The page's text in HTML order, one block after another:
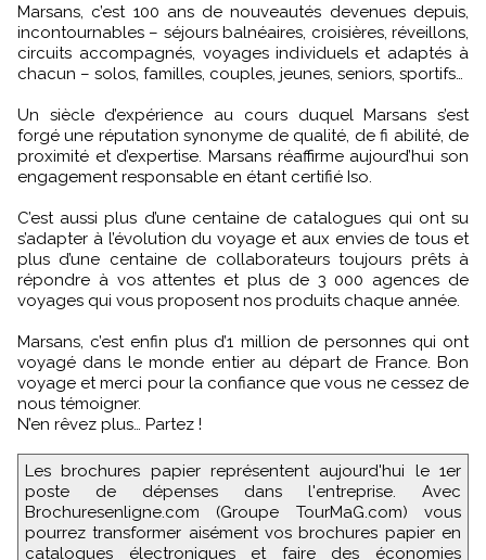
Marsans, c’est 100 ans de nouveautés devenues depuis,
incontournables – séjours balnéaires, croisières, réveillons,
circuits accompagnés, voyages individuels et adaptés à
chacun – solos, familles, couples, jeunes, seniors, sportifs…
Un siècle d’expérience au cours duquel Marsans s’est
forgé une réputation synonyme de qualité, de fi abilité, de
proximité et d’expertise. Marsans réaffirme aujourd’hui son
engagement responsable en étant certifié Iso.
C’est aussi plus d’une centaine de catalogues qui ont su
s’adapter à l’évolution du voyage et aux envies de tous et
plus d’une centaine de collaborateurs toujours prêts à
répondre à vos attentes et plus de 3 000 agences de
voyages qui vous proposent nos produits chaque année.
Marsans, c’est enfin plus d’1 million de personnes qui ont
voyagé dans le monde entier au départ de France. Bon
voyage et merci pour la confiance que vous ne cessez de
nous témoigner.
N’en rêvez plus… Partez !
Les brochures papier représentent aujourd'hui le 1er
poste de dépenses dans l'entreprise. Avec
Brochuresenligne.com (Groupe TourMaG.com) vous
pourrez transformer aisément vos brochures papier en
catalogues électroniques et faire des économies